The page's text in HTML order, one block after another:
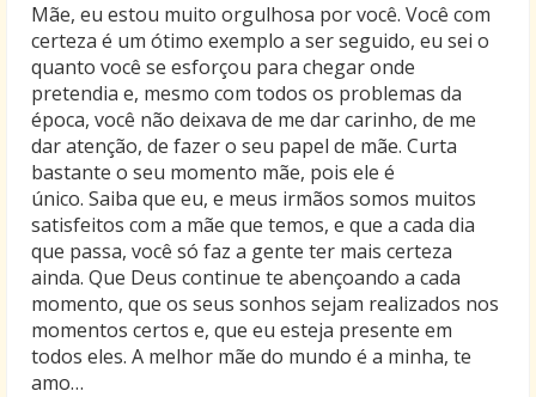
Mãe, eu estou muito orgulhosa por você. Você com
certeza é um ótimo exemplo a ser seguido, eu sei o
quanto você se esforçou para chegar onde
pretendia e, mesmo com todos os problemas da
época, você não deixava de me dar carinho, de me
dar atenção, de fazer o seu papel de mãe. Curta
bastante o seu momento mãe, pois ele é
único. Saiba que eu, e meus irmãos somos muitos
satisfeitos com a mãe que temos, e que a cada dia
que passa, você só faz a gente ter mais certeza
ainda. Que Deus continue te abençoando a cada
momento, que os seus sonhos sejam realizados nos
momentos certos e, que eu esteja presente em
todos eles. A melhor mãe do mundo é a minha, te
amo…